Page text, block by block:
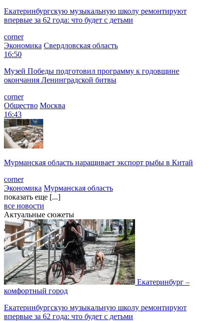
Екатеринбургскую музыкальную школу ремонтируют
впервые за 62 года: что будет с детьми
corner
Экономика Свердловская область
16:50
Музей Победы подготовил программу к годовщине
окончания Ленинградской битвы
corner
Общество Москва
16:43
Мурманская область наращивает экспорт рыбы в Китай
corner
Экономика Мурманская область
показать еще [...]
все новости
Актуальные сюжеты
Екатеринбург –
комфортный город
Екатеринбургскую музыкальную школу ремонтируют
впервые за 62 года: что будет с детьми